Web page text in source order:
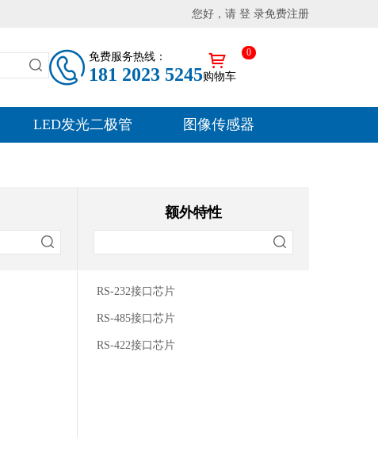
您好，请 登 录免费注册
免费服务热线：
181 2023 5245购物车
0
LED发光二极管 图像传感器
额外特性
RS-232接口芯片
RS-485接口芯片
RS-422接口芯片